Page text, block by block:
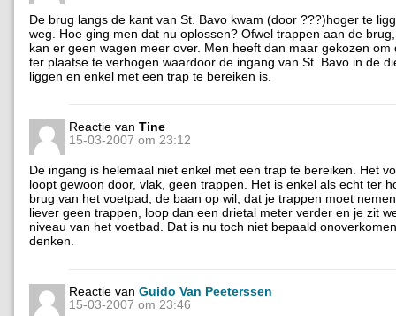
De brug langs de kant van St. Bavo kwam (door ???)hoger te
weg. Hoe ging men dat nu oplossen? Ofwel trappen aan de
kan er geen wagen meer over. Men heeft dan maar gekozen om
ter plaatse te verhogen waardoor de ingang van St. Bavo in de
liggen en enkel met een trap te bereiken is.
Reactie van Tine
15-03-2007 om 23:12
De ingang is helemaal niet enkel met een trap te bereiken. Het
loopt gewoon door, vlak, geen trappen. Het is enkel als echt ter
brug van het voetpad, de baan op wil, dat je trappen moet
liever geen trappen, loop dan een drietal meter verder en je zit
niveau van het voetbad. Dat is nu toch niet bepaald
denken.
Reactie van Guido Van Peeterssen
15-03-2007 om 23:46